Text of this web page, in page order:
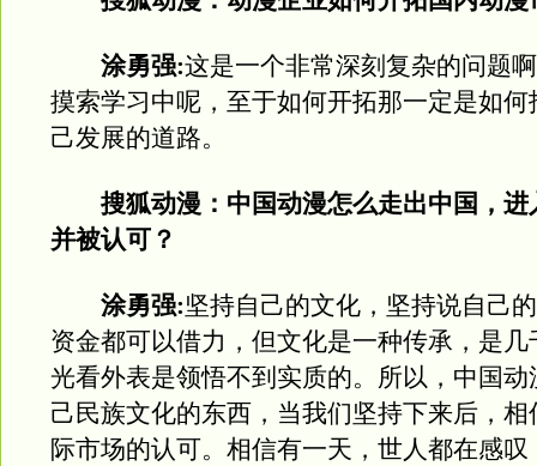
涂勇强:这是一个非常深刻复杂的问题
摸索学习中呢，至于如何开拓那一定是如何
己发展的道路。
搜狐动漫：中国动漫怎么走出中国，进
并被认可？
涂勇强:坚持自己的文化，坚持说自己
资金都可以借力，但文化是一种传承，是几
光看外表是领悟不到实质的。所以，中国动
己民族文化的东西，当我们坚持下来后，相
际市场的认可。相信有一天，世人都在感叹